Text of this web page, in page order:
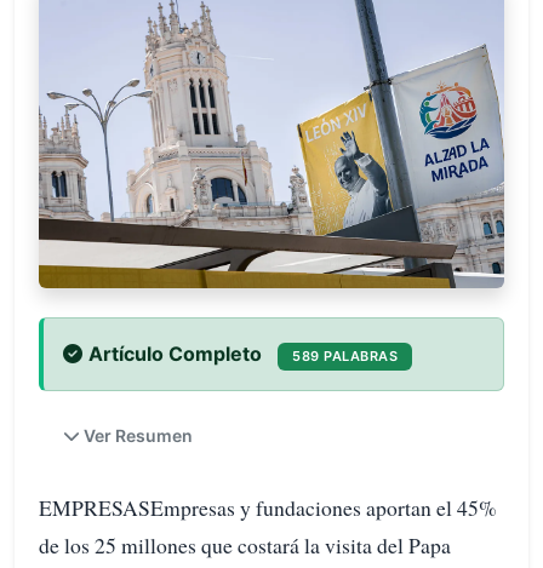
Artículo Completo 589 PALABRAS
Ver Resumen
EMPRESASEmpresas y fundaciones aportan el 45%
de los 25 millones que costará la visita del Papa